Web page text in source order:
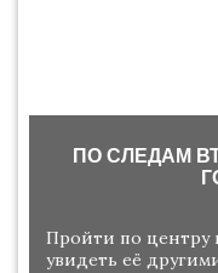
ПО СЛЕДАМ
Пройти по центру
увидеть её